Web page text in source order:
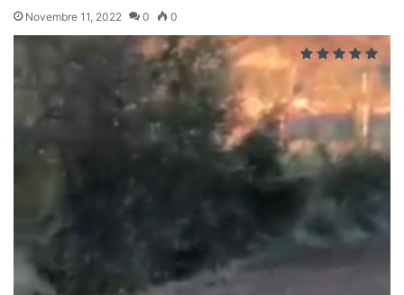
Novembre 11, 2022 0 0